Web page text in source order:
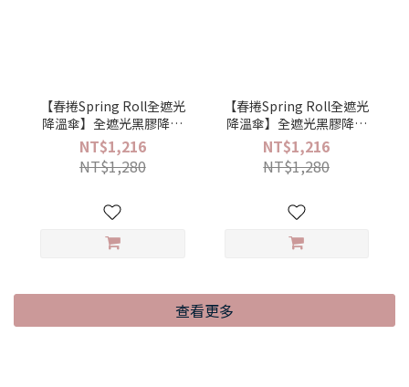
【春捲Spring Roll全遮光
降溫傘】全遮光黑膠降溫
手開迷你口袋傘(海灘漫步)
NT$1,216
NT$1,280
【春捲Spring Roll全遮光
降溫傘】全遮光黑膠降溫
手開迷你口袋傘(法式粉點)
NT$1,216
NT$1,280
查看更多